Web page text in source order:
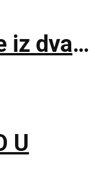
iz dva
sveta
U